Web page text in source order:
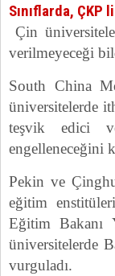
Sınıflarda,
Çin
verilmeyeceği
South China
üniversitelerde
teşvik edici
engelleneceğini
Pekin ve
eğitim
Eğitim Bakanı
üniversitelerde
vurguladı.